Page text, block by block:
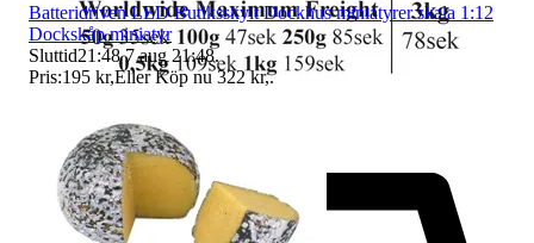
Batteridriven LED Butiksskylt Dockhus miniatyrer skala 1:12
Dockskåp miniatyr
Sluttid21:48 7 aug 21:48.
Pris:195 kr,Eller Köp nu 322 kr,.